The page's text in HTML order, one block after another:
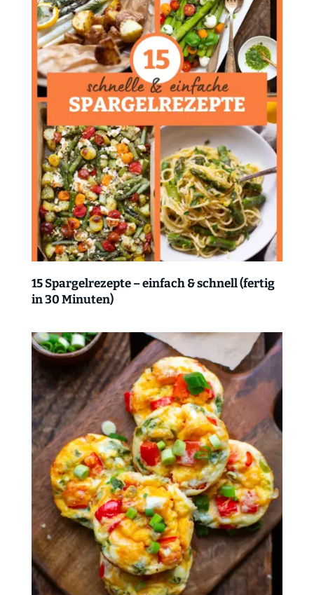
15 Spargelrezepte – einfach & schnell (fertig
in 30 Minuten)